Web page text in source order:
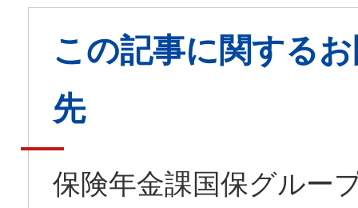
この記事に関する
先
保険年金課国保グルー